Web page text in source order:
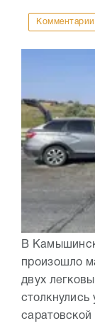
Комментарии
В
произошло
двух
столкнулись
саратовской